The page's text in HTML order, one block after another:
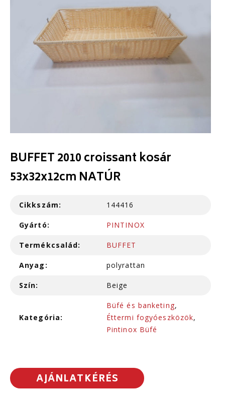
BUFFET 2010 croissant kosár
53x32x12cm NATÚR
Cikkszám: 144416
Gyártó: PINTINOX
Termékcsalád: BUFFET
Anyag: polyrattan
Szín: Beige
Kategória:
Büfé és banketing,
Éttermi fogyóeszközök,
Pintinox Büfé
AJÁNLATKÉRÉS